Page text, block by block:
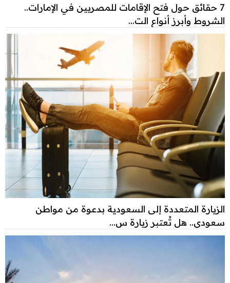
7 حقائق حول فتح الإقامات للمصريين في الإمارات..
الشروط وأبرز أنواع الت...
الزيارة المتعددة إلى السعودية بدعوة من مواطن
سعودي.. هل تُعتبر زيارة س...